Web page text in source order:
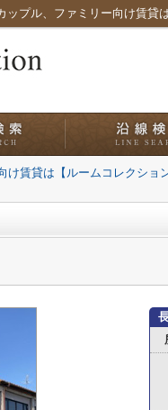
賃貸は【ルームコレクション